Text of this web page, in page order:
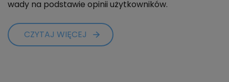
wady na podstawie opinii użytkowników.
CZYTAJ WIĘCEJ